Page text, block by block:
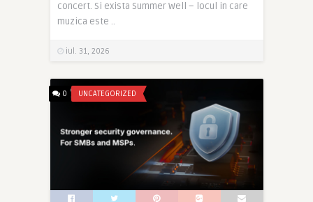
concert. Si exista Summer Well – locul in care
muzica este ..
iul. 31, 2026
0 UNCATEGORIZED